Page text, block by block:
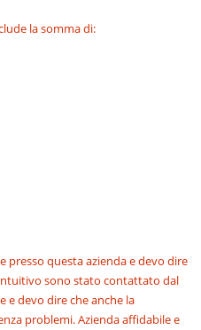
la somma di:
presso questa azienda e devo dire
sono stato contattato dal
e devo dire che anche la
problemi. Azienda affidabile e